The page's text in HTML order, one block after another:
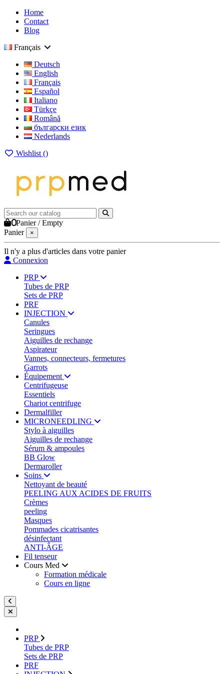
Home
Contact
Blog
Français
Deutsch
English
Français
Español
Italiano
Türkçe
Română
български език
Nederlands
Wishlist ()
0Panier /Empty
Panier
×
Il n'y a plus d'articles dans votre panier
Connexion
PRP
Tubes de PRP
Sets de PRP
PRF
INJECTION
Canules
Seringues
Aiguilles de rechange
Aspirateur
Vannes, connecteurs, fermetures
Garrots
Équipement
Centrifugeuse
Essentiels
Chariot centrifuge
Dermalfiller
MICRONEEDLING
Stylo à aiguilles
Aiguilles de rechange
Sérum & ampoules
BB Glow
Dermaroller
Soins
Nettoyant de beauté
PEELING AUX ACIDES DE FRUITS
Crèmes
peeling
Masques
Pommades cicatrisantes
désinfectant
ANTI-ÂGE
Fil tenseur
Cours Med
Formation médicale
Cours en ligne
PRP
Tubes de PRP
Sets de PRP
PRF